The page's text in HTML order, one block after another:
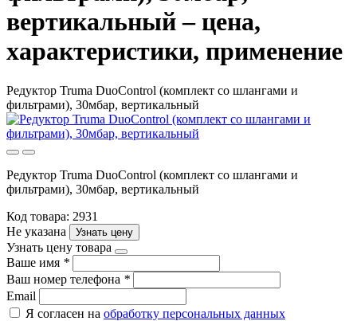
вертикальный – цена,
характеристики, применение
Редуктор Truma DuoControl (комплект со шлангами и
фильтрами), 30мбар, вертикальный
Редуктор Truma DuoControl (комплект со шлангами и
фильтрами), 30мбар, вертикальный
Код товара: 2931
Не указана
Узнать цену
Узнать цену товара
Ваше имя *
Ваш номер телефона *
Email
Я согласен на обработку персональных данных